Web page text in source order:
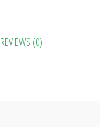
REVIEWS (0)